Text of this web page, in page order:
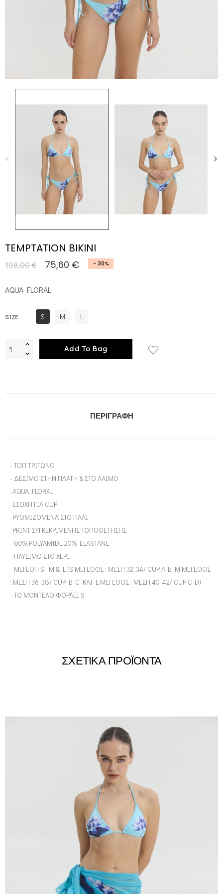
TEMPTATION BIKINI
108,00 € 75,60 € - 30%
AQUA FLORAL
SIZE S M L
Add To Bag
ΠΕΡΙΓΡΑΦΉ
- TOΠ ΤΡΙΓΩΝΟ
- ΔΕΣΙΜΟ ΣΤΗΝ ΠΛΑΤΗ & ΣΤΟ ΛΑΙΜΟ
-AQUA FLORAL
-ΕΣΟΧΗ ΓΙΑ CUP
-ΡΥΘΜΙΖΟΜΕΝA ΣΤΟ ΠΛΑΙ
-PRINT ΣΥΓΚΕΚΡΙΜΕΝΗΣ ΤΟΠΟΘΕΤΗΣΗΣ
- 80% POLYAMIDE 20% ELASTANE
- ΠΛΥΣΙΜΟ ΣΤΟ ΧΕΡΙ
- ΜΕΓΕΘΗ S, M & L (S ΜΕΓΕΘΟΣ : ΜΕΣΗ 32-34/ CUP A-B ,M ΜΕΓΕΘΟΣ
: ΜΕΣΗ 36-38/ CUP B-C KAI L ΜΕΓΕΘΟΣ : ΜΕΣΗ 40-42/ CUP C-D)
- ΤΟ ΜΟΝΤΕΛΟ ΦΟΡΑΕΙ S
ΣΧΕΤΙΚΑ ΠΡΟΪΟΝΤΑ